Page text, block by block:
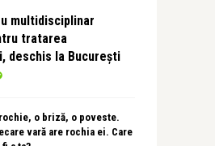
multidisciplinar
tratarea
deschis la București
o briză, o poveste.
vară are rochia ei. Care